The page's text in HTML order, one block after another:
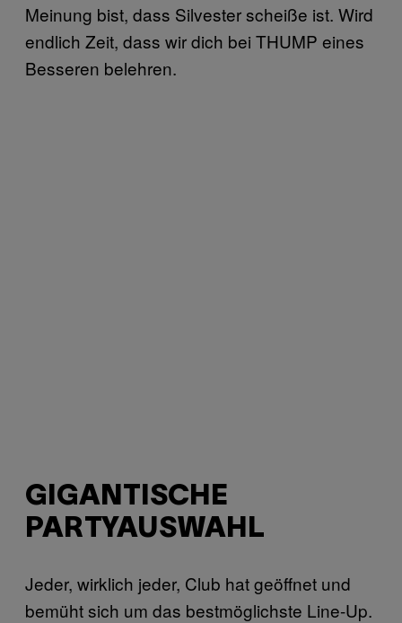
Meinung bist, dass Silvester scheiße ist. Wird
endlich Zeit, dass wir dich bei THUMP eines
Besseren belehren.
GIGANTISCHE
PARTYAUSWAHL
Jeder, wirklich jeder, Club hat geöffnet und
bemüht sich um das bestmöglichste Line-Up.